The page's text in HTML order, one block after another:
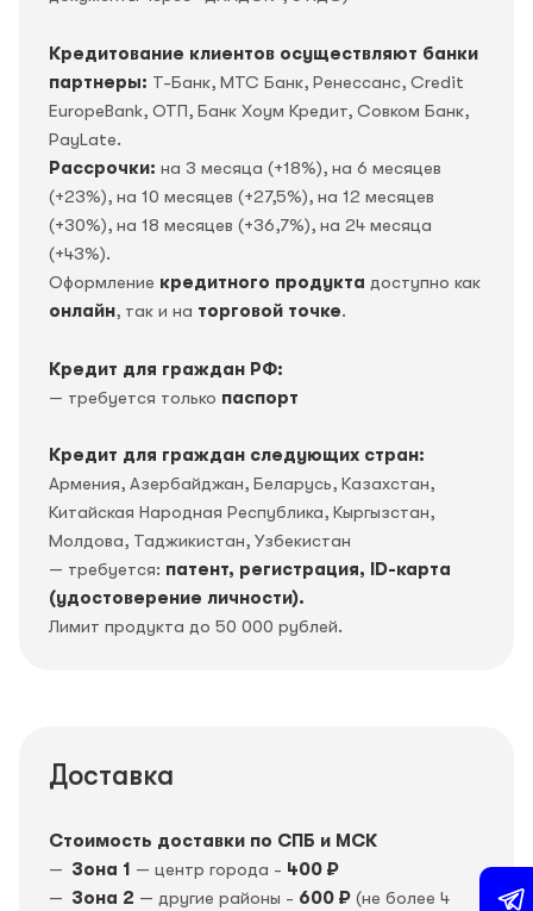
Кредитование клиентов осуществляют банки
партнеры: Т-Банк, МТС Банк, Ренессанс, Credit
EuropeBank, OTП, Банк Хоум Кредит, Совком Банк,
PayLate.
Рассрочки: на 3 месяца (+18%), на 6 месяцев
(+23%), на 10 месяцев (+27,5%), на 12 месяцев
(+30%), на 18 месяцев (+36,7%), на 24 месяца
(+43%).
Оформление кредитного продукта доступно как
онлайн, так и на торговой точке.
Кредит для граждан РФ:
— требуется только паспорт
Кредит для граждан следующих стран:
Армения, Азербайджан, Беларусь, Казахстан,
Китайская Народная Республика, Кыргызстан,
Молдова, Таджикистан, Узбекистан
— требуется: патент, регистрация, ID-карта
(удостоверение личности).
Лимит продукта до 50 000 рублей.
Доставка
Стоимость доставки по СПБ и МСК
Зона 1 — центр города - 400 ₽
Зона 2 — другие районы - 600 ₽ (не более 4